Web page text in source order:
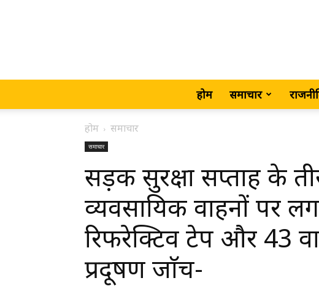
होम समाचार
होम समाचार
समाचार
सड़क सुरक्षा सप्ताह के
व्यवसायिक वाहनों पर
रिफरेक्टिव टेप और 43
प्रदूषण जाॅच-